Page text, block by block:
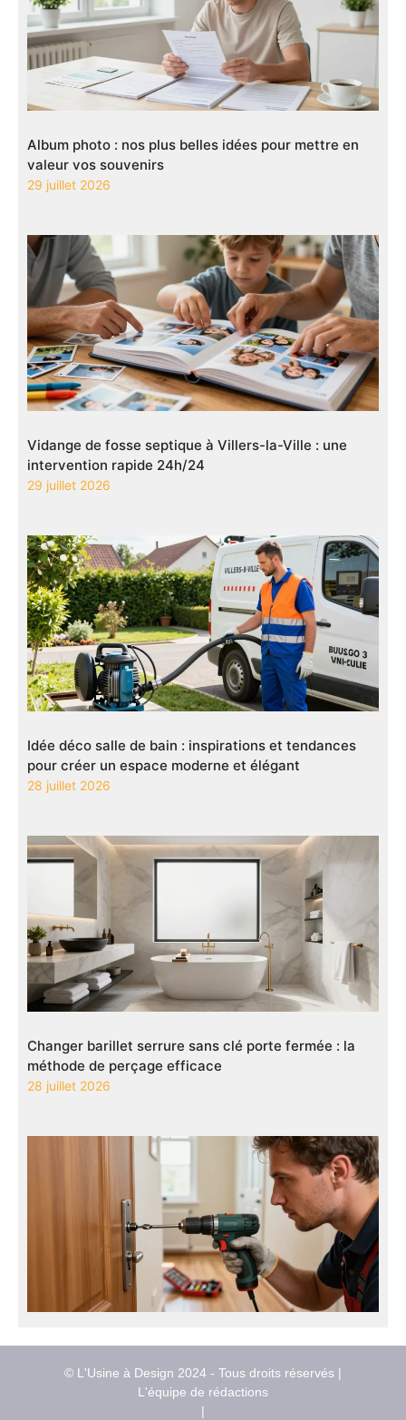
Album photo : nos plus belles idées pour mettre en
valeur vos souvenirs
29 juillet 2026
Vidange de fosse septique à Villers-la-Ville : une
intervention rapide 24h/24
29 juillet 2026
Idée déco salle de bain : inspirations et tendances
pour créer un espace moderne et élégant
28 juillet 2026
Changer barillet serrure sans clé porte fermée : la
méthode de perçage efficace
28 juillet 2026
© L'Usine à Design 2024 - Tous droits réservés |
L'équipe de rédactions
|